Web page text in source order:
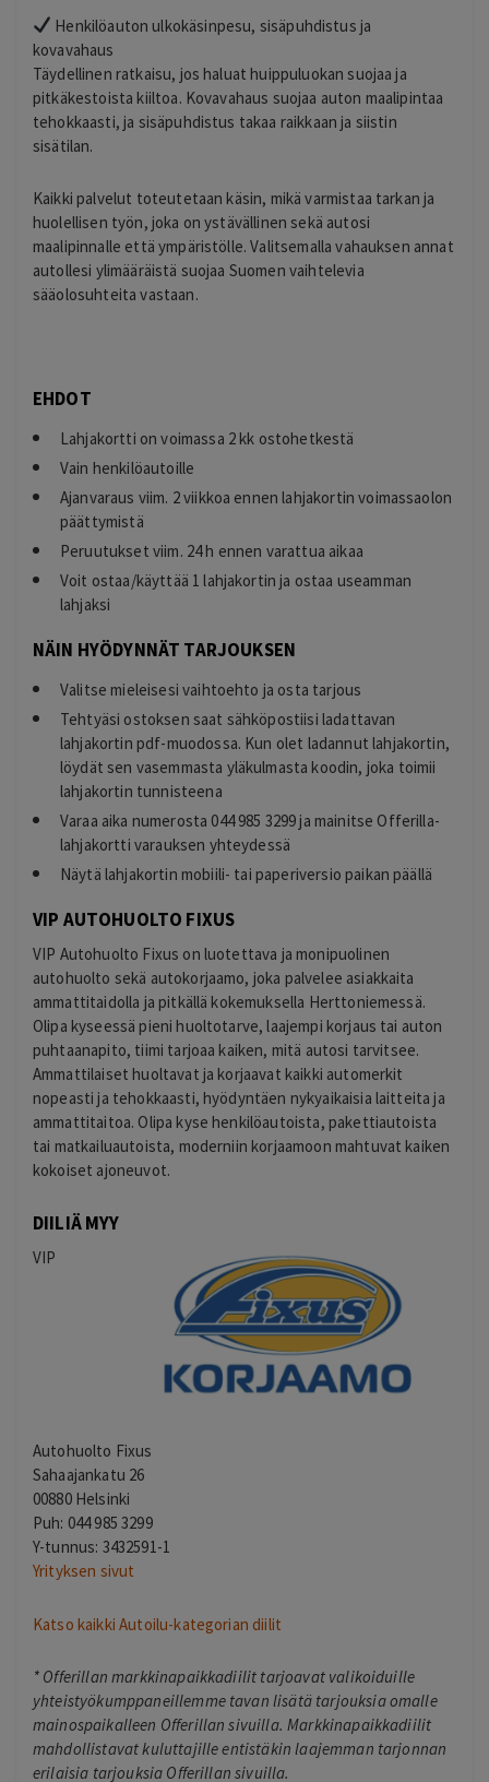
Henkilöauton ulkokäsinpesu, sisäpuhdistus ja
kovavahaus
Täydellinen ratkaisu, jos haluat huippuluokan suojaa ja
pitkäkestoista kiiltoa. Kovavahaus suojaa auton maalipintaa
tehokkaasti, ja sisäpuhdistus takaa raikkaan ja siistin
sisätilan.
Kaikki palvelut toteutetaan käsin, mikä varmistaa tarkan ja
huolellisen työn, joka on ystävällinen sekä autosi
maalipinnalle että ympäristölle. Valitsemalla vahauksen annat
autollesi ylimääräistä suojaa Suomen vaihtelevia
sääolosuhteita vastaan.
EHDOT
Lahjakortti on voimassa 2 kk ostohetkestä
Vain henkilöautoille
Ajanvaraus viim. 2 viikkoa ennen lahjakortin voimassaolon
päättymistä
Peruutukset viim. 24 h ennen varattua aikaa
Voit ostaa/käyttää 1 lahjakortin ja ostaa useamman
lahjaksi
NÄIN HYÖDYNNÄT TARJOUKSEN
Valitse mieleisesi vaihtoehto ja osta tarjous
Tehtyäsi ostoksen saat sähköpostiisi ladattavan
lahjakortin pdf-muodossa. Kun olet ladannut lahjakortin,
löydät sen vasemmasta yläkulmasta koodin, joka toimii
lahjakortin tunnisteena
Varaa aika numerosta 044 985 3299 ja mainitse Offerilla-
lahjakortti varauksen yhteydessä
Näytä lahjakortin mobiili- tai paperiversio paikan päällä
VIP AUTOHUOLTO FIXUS
VIP Autohuolto Fixus on luotettava ja monipuolinen
autohuolto sekä autokorjaamo, joka palvelee asiakkaita
ammattitaidolla ja pitkällä kokemuksella Herttoniemessä.
Olipa kyseessä pieni huoltotarve, laajempi korjaus tai auton
puhtaanapito, tiimi tarjoaa kaiken, mitä autosi tarvitsee.
Ammattilaiset huoltavat ja korjaavat kaikki automerkit
nopeasti ja tehokkaasti, hyödyntäen nykyaikaisia laitteita ja
ammattitaitoa. Olipa kyse henkilöautoista, pakettiautoista
tai matkailuautoista, moderniin korjaamoon mahtuvat kaiken
kokoiset ajoneuvot.
DIILIÄ MYY
VIP
Autohuolto Fixus
Sahaajankatu 26
00880 Helsinki
Puh: 044 985 3299
Y-tunnus: 3432591-1
Yrityksen sivut
Katso kaikki Autoilu-kategorian diilit
* Offerillan markkinapaikkadiilit tarjoavat valikoiduille
yhteistyökumppaneillemme tavan lisätä tarjouksia omalle
mainospaikalleen Offerillan sivuilla. Markkinapaikkadiilit
mahdollistavat kuluttajille entistäkin laajemman tarjonnan
erilaisia tarjouksia Offerillan sivuilla.